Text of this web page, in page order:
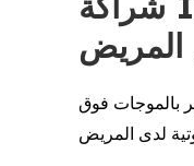
بالموجات فوق